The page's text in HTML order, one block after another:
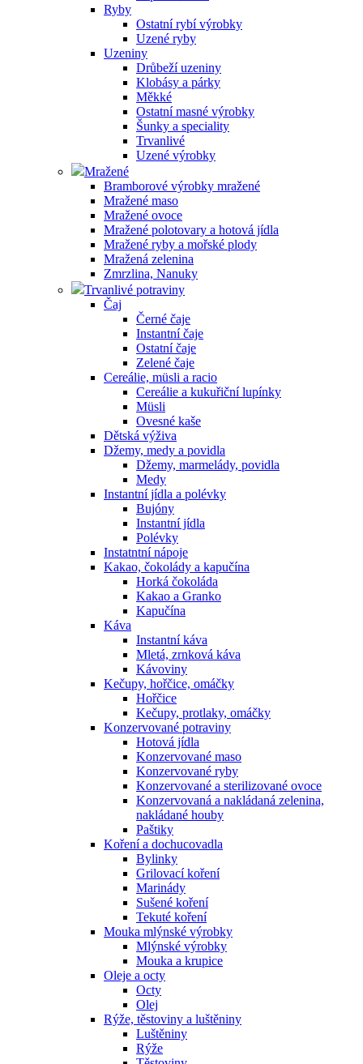
Ryby
Ostatní rybí výrobky
Uzené ryby
Uzeniny
Drůbeží uzeniny
Klobásy a párky
Měkké
Ostatní masné výrobky
Šunky a speciality
Trvanlivé
Uzené výrobky
Mražené
Bramborové výrobky mražené
Mražené maso
Mražené ovoce
Mražené polotovary a hotová jídla
Mražené ryby a mořské plody
Mražená zelenina
Zmrzlina, Nanuky
Trvanlivé potraviny
Čaj
Černé čaje
Instantní čaje
Ostatní čaje
Zelené čaje
Cereálie, müsli a racio
Cereálie a kukuřiční lupínky
Müsli
Ovesné kaše
Dětská výživa
Džemy, medy a povidla
Džemy, marmelády, povidla
Medy
Instantní jídla a polévky
Bujóny
Instantní jídla
Polévky
Instatntní nápoje
Kakao, čokolády a kapučína
Horká čokoláda
Kakao a Granko
Kapučína
Káva
Instantní káva
Mletá, zrnková káva
Kávoviny
Kečupy, hořčice, omáčky
Hořčice
Kečupy, protlaky, omáčky
Konzervované potraviny
Hotová jídla
Konzervované maso
Konzervované ryby
Konzervované a sterilizované ovoce
Konzervovaná a nakládaná zelenina,
nakládané houby
Paštiky
Koření a dochucovadla
Bylinky
Grilovací koření
Marinády
Sušené koření
Tekuté koření
Mouka mlýnské výrobky
Mlýnské výrobky
Mouka a krupice
Oleje a octy
Octy
Olej
Rýže, těstoviny a luštěniny
Luštěniny
Rýže